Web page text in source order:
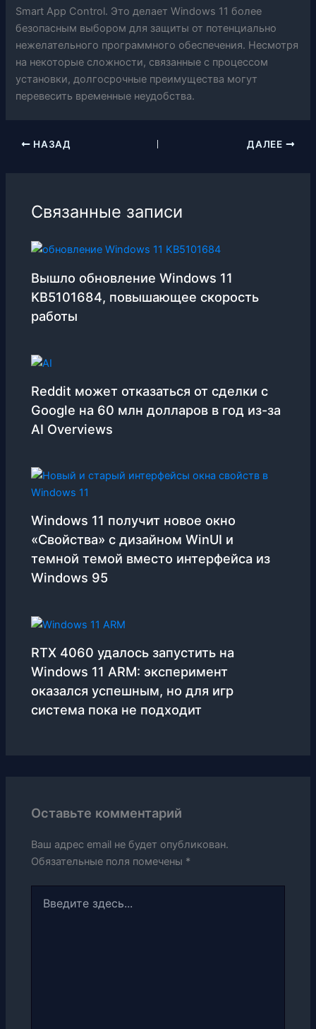
Smart App Control. Это делает Windows 11 более
безопасным выбором для защиты от потенциально
нежелательного программного обеспечения. Несмотря
на некоторые сложности, связанные с процессом
установки, долгосрочные преимущества могут
перевесить временные неудобства.
НАЗАД ДАЛЕЕ
Связанные записи
Вышло обновление Windows 11
KB5101684, повышающее скорость
работы
Reddit может отказаться от сделки с
Google на 60 млн долларов в год из-за
AI Overviews
Windows 11 получит новое окно
«Свойства» с дизайном WinUI и
темной темой вместо интерфейса из
Windows 95
RTX 4060 удалось запустить на
Windows 11 ARM: эксперимент
оказался успешным, но для игр
система пока не подходит
Оставьте комментарий
Ваш адрес email не будет опубликован.
Обязательные поля помечены *
здесь...